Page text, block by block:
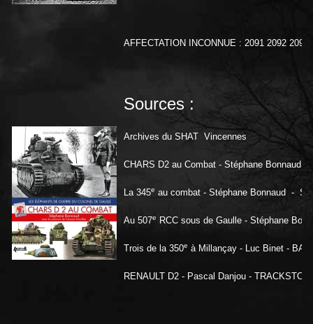
AFFECTATION INCONNUE : 2091 2092
Sources :
Archives du SHAT Vincennes
CHARS D2 au Combat - Stéphane Bonnaud
La 345e au combat - Stéphane Bonnaud -
Au 507e RCC sous de Gaulle - Stéphane
Trois de la 350e à Millançay - Luc Binet -
RENAULT D2 - Pascal Danjou -